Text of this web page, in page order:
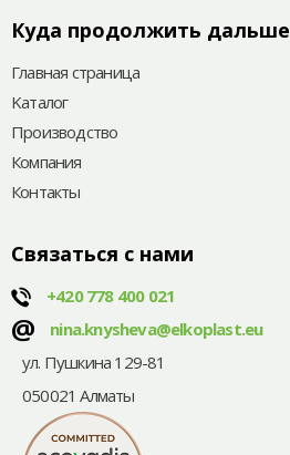
Куда продолжить дальше
Главная страница
Kаталог
Производство
Компания
Контакты
Связаться с нами
+420778 400 021
@
nina.knysheva@elkoplast.eu
ул. Пушкина 129-81
050021 Алматы